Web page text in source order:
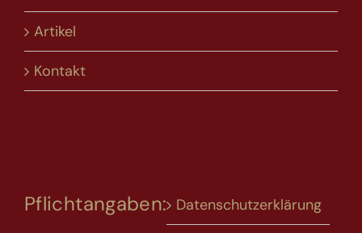
Artikel
Kontakt
Pflichtangaben: Datenschutzerklärung